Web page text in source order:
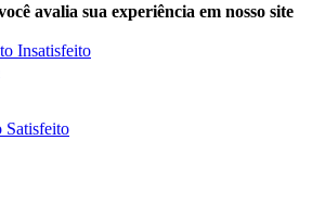
avalia sua experiência em nosso site
Insatisfeito
Satisfeito